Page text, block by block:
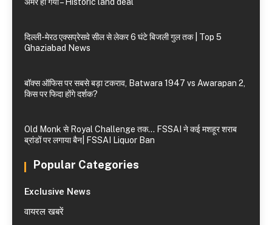
दिल्ली-मेरठ एक्सप्रेसवे सील से लेकर 6 घंटे बिजली गुल तक | Top 5
Ghaziabad News
बॉक्स ऑफिस पर सबसे बड़ा टकराव, Batwara 1947 vs Awarapan 2,
किस पर फिदा होंगे दर्शक?
Old Monk से Royal Challenge तक… FSSAI ने कई मशहूर शराब
ब्रांडों पर लगाया बैन| FSSAI Liquor Ban
Popular Categories
Exclusive News
वायरल खबरें